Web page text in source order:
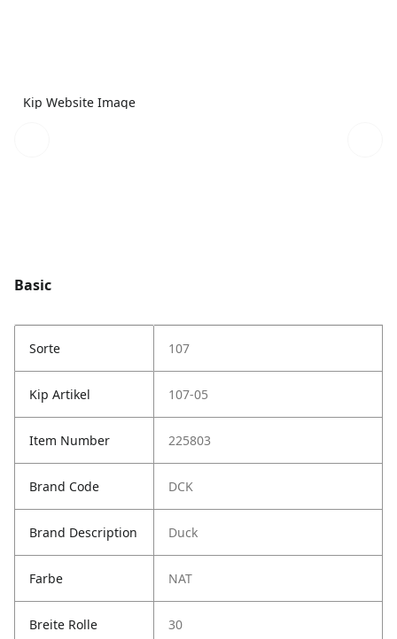
Kip Website Image
Basic
Sorte 107
Kip Artikel 107-05
Item Number 225803
Brand Code DCK
Brand Description Duck
Farbe NAT
Breite Rolle 30